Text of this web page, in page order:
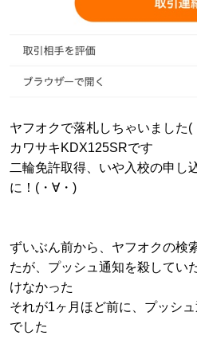
ヤフオクで落札しちゃいました(
カワサキKDX125SRです
二輪免許取得、いや入校の申し
に！(・∀・)
ずいぶん前から、ヤフオクの検
たが、プッシュ通知を殺してい
けなかった
それが1ヶ月ほど前に、プッシ
でした